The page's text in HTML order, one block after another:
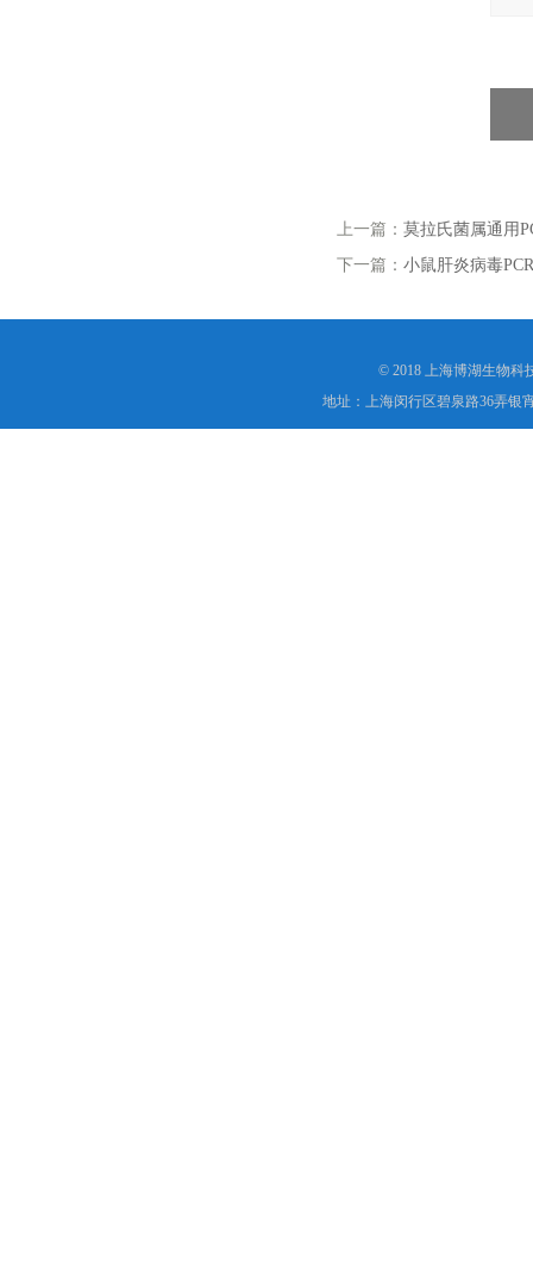
上一篇： 莫拉氏菌属通用
下一篇： 小鼠肝炎病毒
© 2018 上海博湖生物科
地址：上海闵行区碧泉路36弄银